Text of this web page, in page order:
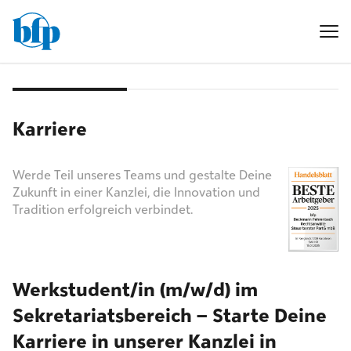
Karriere
Werde Teil unseres Teams und gestalte Deine
Zukunft in einer Kanzlei, die Innovation und
Tradition erfolgreich verbindet.
Werkstudent/in (m/w/d) im
Sekretariatsbereich – Starte Deine
Karriere in unserer Kanzlei in